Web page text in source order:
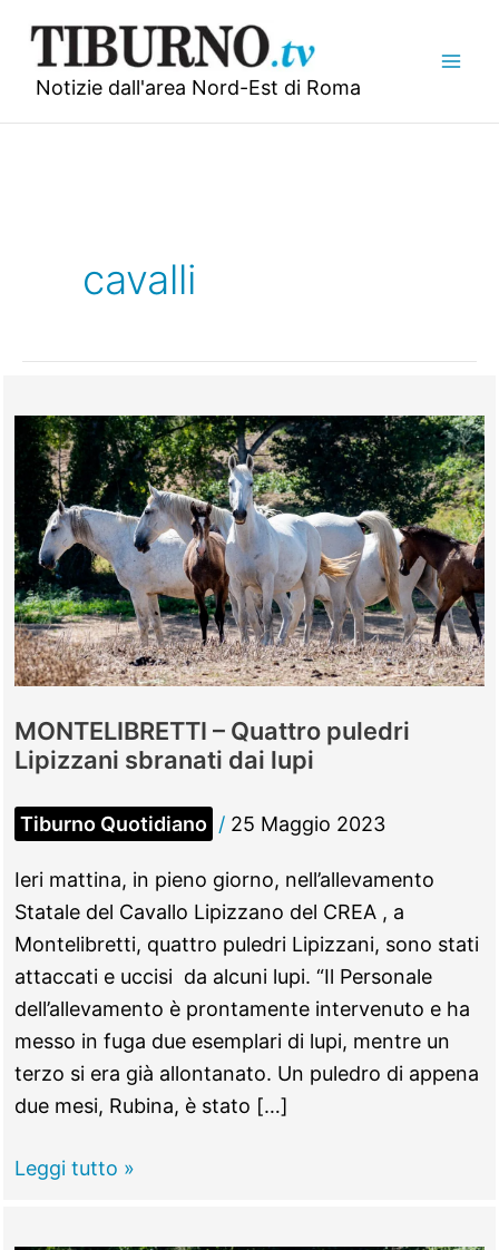
contenuto
Notizie dall'area Nord-Est di Roma
cavalli
MONTELIBRETTI – Quattro puledri
Lipizzani sbranati dai lupi
Tiburno Quotidiano / 25 Maggio 2023
Ieri mattina, in pieno giorno, nell’allevamento
Statale del Cavallo Lipizzano del CREA , a
Montelibretti, quattro puledri Lipizzani, sono stati
attaccati e uccisi da alcuni lupi. “Il Personale
dell’allevamento è prontamente intervenuto e ha
messo in fuga due esemplari di lupi, mentre un
terzo si era già allontanato. Un puledro di appena
due mesi, Rubina, è stato […]
MONTELIBRETTI
Leggi tutto »